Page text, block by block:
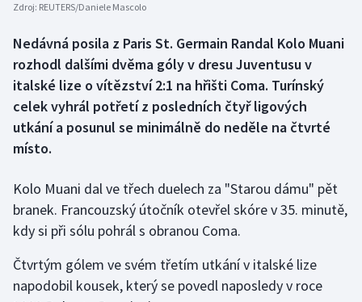
Box
Curling
Dostihy
Florbal
Futsal
Golf
Gymnastika
Zdroj: REUTERS/Daniele Mascolo
Nedávná posila z Paris St. Germain Randal Kolo Muani
rozhodl dalšími dvěma góly v dresu Juventusu v
italské lize o vítězství 2:1 na hřišti Coma. Turínský
celek vyhrál potřetí z posledních čtyř ligových
utkání a posunul se minimálně do neděle na čtvrté
místo.
Kolo Muani dal ve třech duelech za "Starou dámu" pět
branek. Francouzský útočník otevřel skóre v 35. minutě,
kdy si při sólu pohrál s obranou Coma.
Čtvrtým gólem ve svém třetím utkání v italské lize
napodobil kousek, který se povedl naposledy v roce